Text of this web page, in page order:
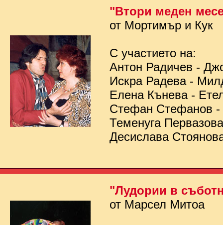
"Втори меден
от Мортимър и Кук
С участието на:
Антон Радичев -
Искра Радева -
Елена Кънева -
Стефан Стефанов
Теменуга
Десислава
"Лудории в
от Марсел Митоа